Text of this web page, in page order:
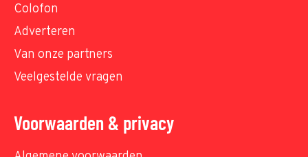
Colofon
Adverteren
Van onze partners
Veelgestelde vragen
Voorwaarden & privacy